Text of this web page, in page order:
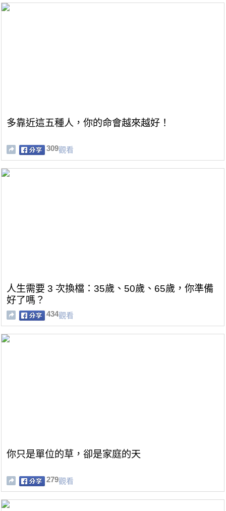
多靠近這五種人，你的命會越來越好！
309觀看
人生需要 3 次換檔：35歲、50歲、65歲，你準備
好了嗎？
434觀看
你只是單位的草，卻是家庭的天
279觀看